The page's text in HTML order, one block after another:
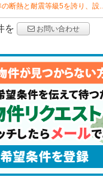
断熱と耐震等級5を誇り、設…
を お問い合わせ